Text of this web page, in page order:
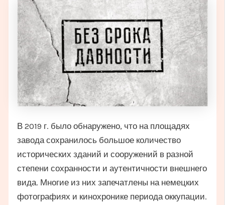
В 2019 г. было обнаружено, что на площадях
завода сохранилось большое количество
исторических зданий и сооружений в разной
степени сохранности и аутентичности внешнего
вида. Многие из них запечатлены на немецких
фотографиях и кинохронике периода оккупации.